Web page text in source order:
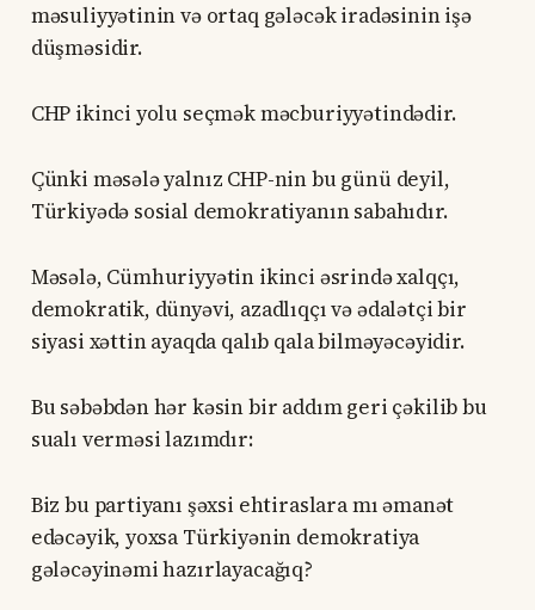
məsuliyyətinin və ortaq gələcək iradəsinin işə
düşməsidir.
CHP ikinci yolu seçmək məcburiyyətindədir.
Çünki məsələ yalnız CHP-nin bu günü deyil,
Türkiyədə sosial demokratiyanın sabahıdır.
Məsələ, Cümhuriyyətin ikinci əsrində xalqçı,
demokratik, dünyəvi, azadlıqçı və ədalətçi bir
siyasi xəttin ayaqda qalıb qala bilməyəcəyidir.
Bu səbəbdən hər kəsin bir addım geri çəkilib bu
sualı verməsi lazımdır:
Biz bu partiyanı şəxsi ehtiraslara mı əmanət
edəcəyik, yoxsa Türkiyənin demokratiya
gələcəyinəmi hazırlayacağıq?